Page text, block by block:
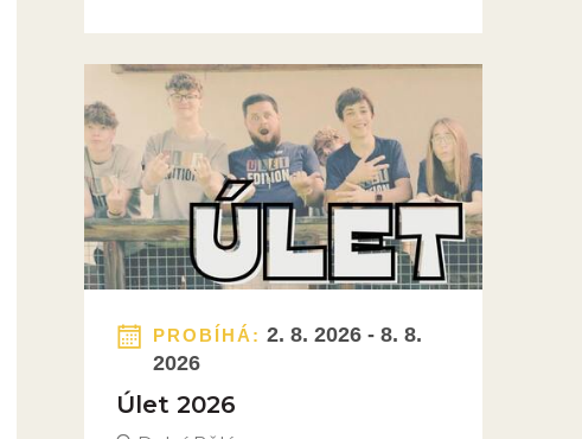
Obrázek novinky
PROBÍHÁ: 2. 8. 2026 - 8. 8.
2026
Úlet 2026